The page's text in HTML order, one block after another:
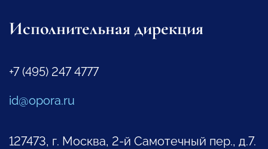
Исполнительная дирекция
+7 (495) 247 4777
id@opora.ru
127473, г. Москва, 2-й Самотечный пер., д.7.